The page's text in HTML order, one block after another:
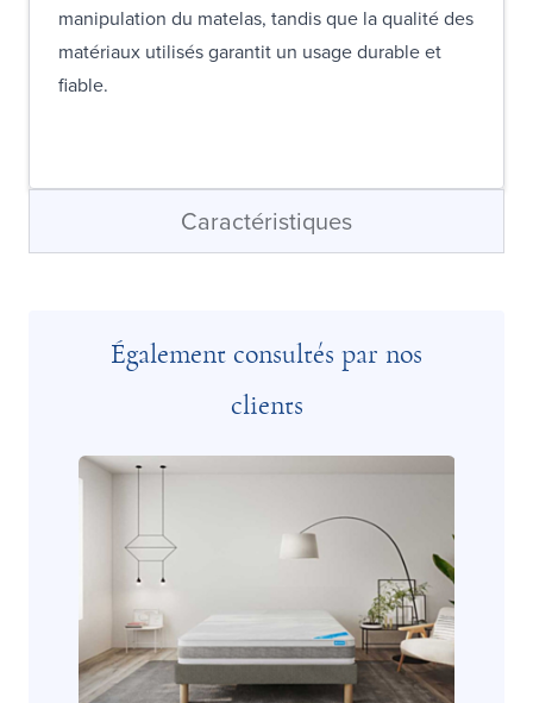
manipulation du matelas, tandis que la qualité des
matériaux utilisés garantit un usage durable et
fiable.
Caractéristiques
Également consultés par nos
clients